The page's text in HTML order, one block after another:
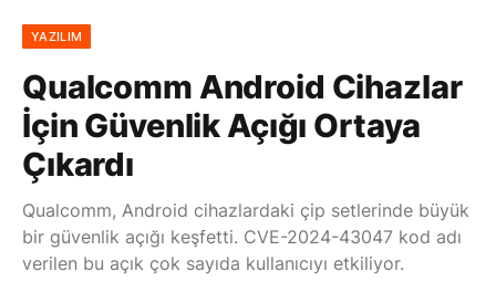
YAZILIM
Qualcomm Android Cihazlar
İçin Güvenlik Açığı Ortaya
Çıkardı
Qualcomm, Android cihazlardaki çip setlerinde büyük
bir güvenlik açığı keşfetti. CVE-2024-43047 kod adı
verilen bu açık çok sayıda kullanıcıyı etkiliyor.